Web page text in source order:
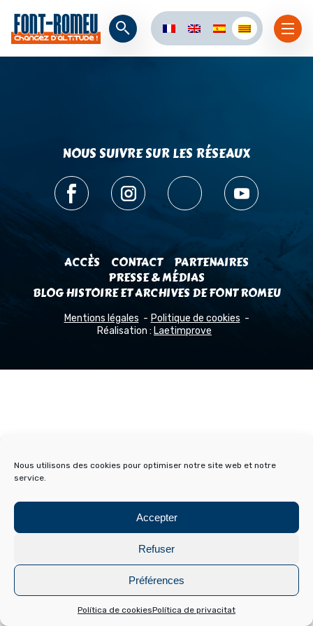
Nous utilisons des cookies pour optimiser notre site web et notre
service.
Accepter
Refuser
Préférences
Política de cookiesPolítica de privacitat
NOUS SUIVRE SUR LES RÉSEAUX
ACCÈS CONTACT
PARTENAIRES
PRESSE & MÉDIAS
BLOG HISTOIRE ET ARCHIVES DE FONT ROMEU
Mentions légales
Politique de cookies
Réalisation : Laetimprove